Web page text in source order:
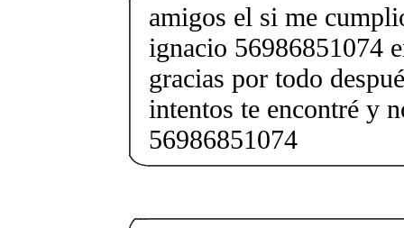
amigos el si me
ignacio 56986851074
gracias por todo
intentos te encontré y
56986851074